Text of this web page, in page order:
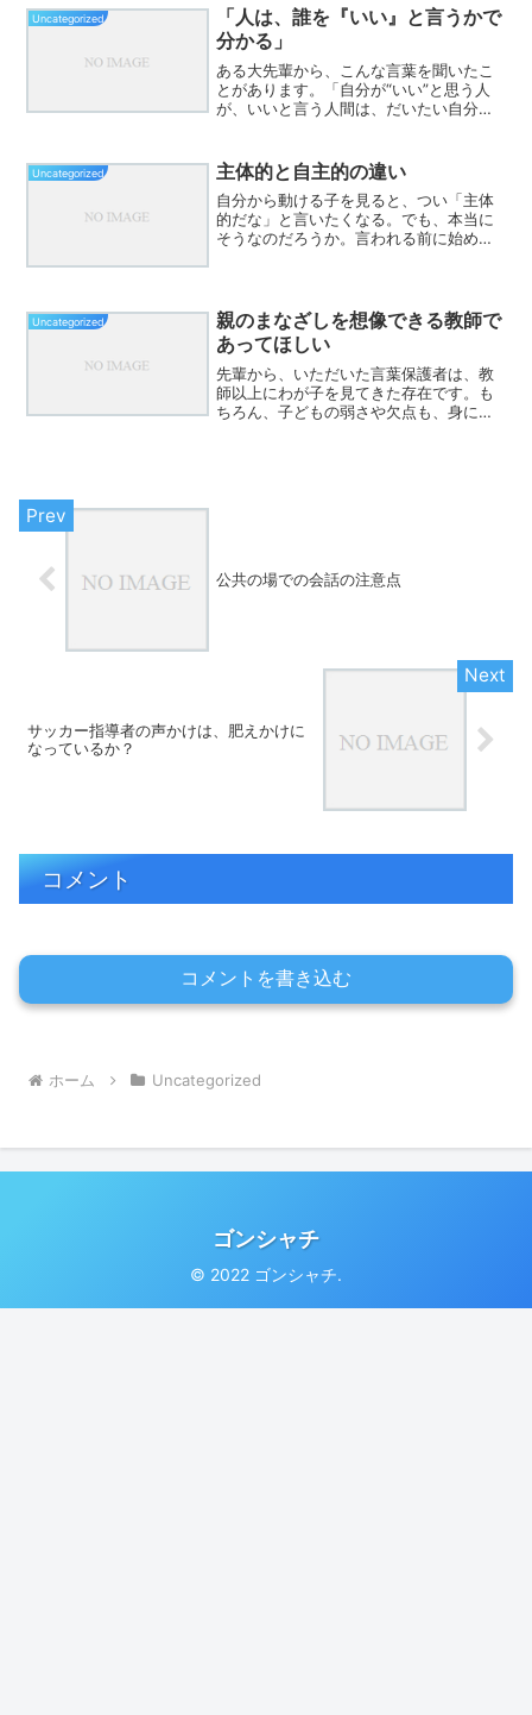
「初期設定」を疑うという発想 考え直す
べ...
Uncategorized
「人は、誰を『いい』と言うかで
分かる」
ある大先輩から、こんな言葉を聞いたこ
とがあります。「自分が“いい”と思う人
が、いいと言う人間は、だいたい自分に
言う人は、自分とは合わない。そして、
自分がダメだと思う人...
Uncategorized 主体的と自主的の違い
自分から動ける子を見ると、つい「主体
的だな」と言いたくなる。でも、本当に
そうなのだろうか。言われる前に始め
のか」を考えないままのもの...
Uncategorized
親のまなざしを想像できる教師で
あってほしい
先輩から、いただいた言葉保護者は、教
師以上にわが子を見てきた存在です。も
ちろん、子どもの弱さや欠点も、身に染
公共の場での会話の注意点
サッカー指導者の声かけは、肥えかけに
なっているか？
コメント
コメントを書き込む
ホーム Uncategorized
ゴンシャチ
© 2022 ゴンシャチ.